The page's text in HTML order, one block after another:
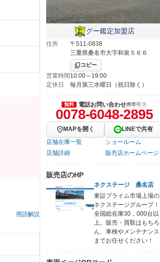
用語解説
グー鑑定加盟店
住所
〒511-0838
三重県桑名市大字和泉５６６
コピー
営業時間10:00～19:00
定休日
毎月第三水曜日（祝日除く）
無料 電話お問い合わせ携帯可
0078-6048-2895
MAPを開く
LINEで共有
店舗在庫一覧
ショールーム
店舗詳細
販売店ホームページ
販売店のHP
ネクステージ 桑名店
東証プライム市場上場の
ネクステージグループ！
全国総在庫30，000台以
上。販売・買取はもちろ
ん、車検やメンテナンス
までお任せください！